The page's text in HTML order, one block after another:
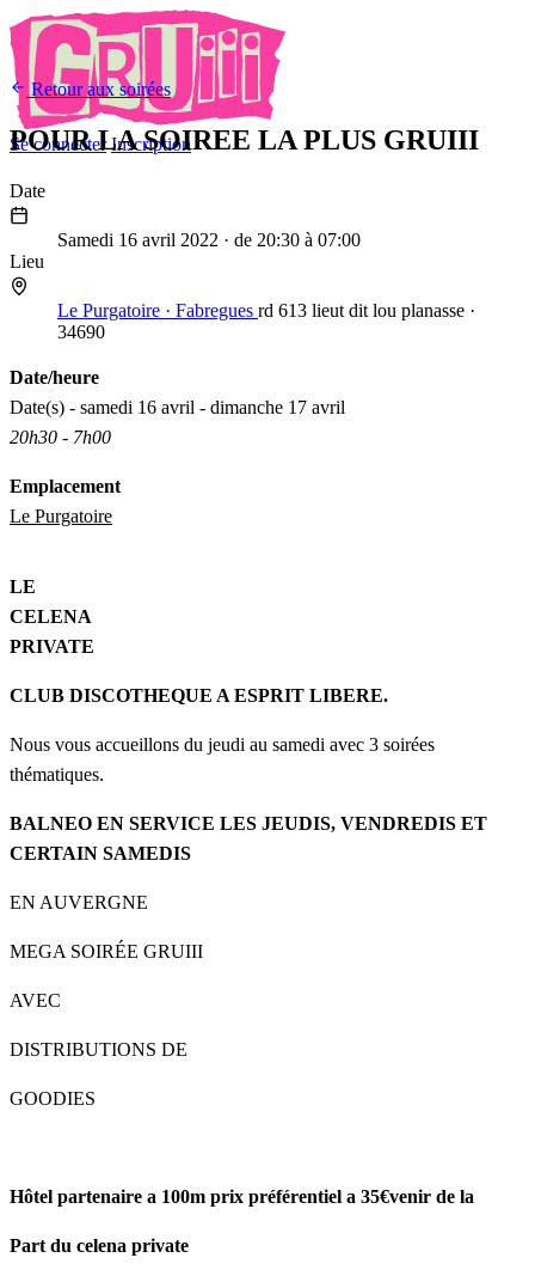
Se connecter Inscription
Retour aux soirées
POUR LA SOIREE LA PLUS GRUIII
Date
Samedi 16 avril 2022 · de 20:30 à 07:00
Lieu
Le Purgatoire · Fabregues rd 613 lieut dit lou planasse ·
34690
Date/heure
Date(s) - samedi 16 avril - dimanche 17 avril
20h30 - 7h00
Emplacement
Le Purgatoire
LE
CELENA
PRIVATE
CLUB DISCOTHEQUE A ESPRIT LIBERE.
Nous vous accueillons du jeudi au samedi avec 3 soirées
thématiques.
BALNEO EN SERVICE LES JEUDIS, VENDREDIS ET
CERTAIN SAMEDIS
EN AUVERGNE
MEGA SOIRÉE GRUIII
AVEC
DISTRIBUTIONS DE
GOODIES
Hôtel partenaire a 100m prix préférentiel a 35€venir de la
Part du celena private